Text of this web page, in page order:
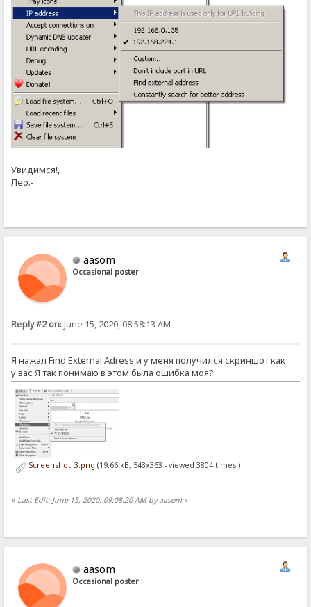
Увидимся!,
Лео.-
aasom
Occasional poster
Reply #2 on:June 15, 2020, 08:58:13 AM
Я нажал Find External Adress и у меня получился скриншот как
у вас Я так понимаю в этом была ошибка моя?
Screenshot_3.png (19.66 kB, 543x363 - viewed 3804 times.)
« Last Edit: June 15, 2020, 09:08:20 AM by aasom »
aasom
Occasional poster